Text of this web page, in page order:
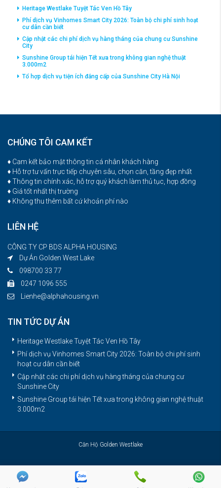
Heritage Westlake Tuyệt Tác Ven Hồ Tây
Phí dịch vụ Vinhomes Smart City 2026: Toàn bộ chi phí sinh hoạt
cư dân cần biết
Cập nhật các chi phí dịch vụ hàng tháng của chung cư Sunshine
City
Sunshine Group tái hiện Tết xưa trong không gian nghệ thuật
3.000m2
Tổ hợp dịch vụ tiện ích đắng cấp của Sunshine City Hà Nội
CHÚNG TÔI CAM KẾT
♦ Cam kết bảo mật thông tin cá nhân khách hàng
♦ Hỗ trợ tư vấn trực tiếp chuyên sâu, chọn căn, tầng đẹp nhất
♦ Thông tin chính xác, hỗ trợ quý khách làm thủ tục, hợp đồng
♦ Giá tốt nhất thị trường
♦ Không thu thêm bất cứ khoản phí nào
LIÊN HỆ
CÔNG TY CP BDS ALPHA HOUSING
Dự Án Golden West Lake
098700 33 77
0247 1096 555
Lienhe@alphahousing.vn
TIN TỨC DỰ ÁN
Heritage Westlake Tuyệt Tác Ven Hồ Tây
Phí dịch vụ Vinhomes Smart City 2026: Toàn bộ chi phí sinh
hoạt cư dân cần biết
Cập nhật các chi phí dịch vụ hàng tháng của chung cư
Sunshine City
Sunshine Group tái hiện Tết xưa trong không gian nghệ thuật
3.000m2
Căn Hộ Golden Westlake